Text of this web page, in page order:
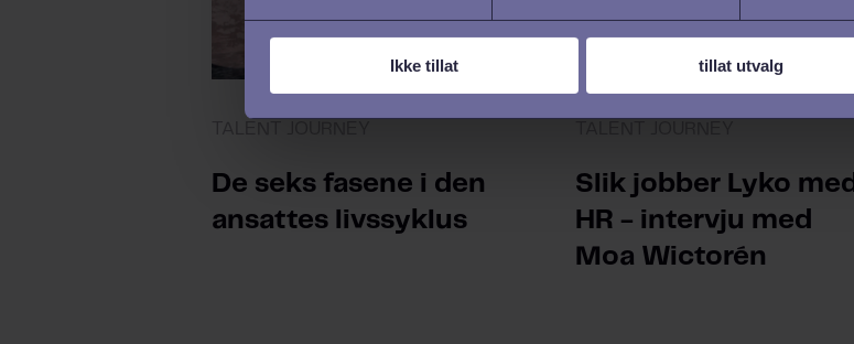
v
Ikke tillat tillat utvalg
De seks fasene i den
ansattes livssyklus
Slik jobber Lyko med
HR - intervju med
Moa Wictorén